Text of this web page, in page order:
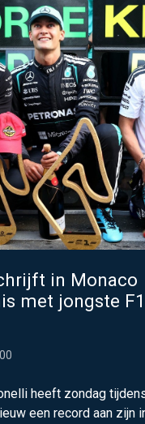
in Monaco
met jongste
heeft zondag
een record aan zijn